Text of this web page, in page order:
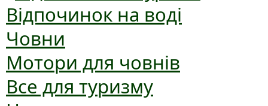
Відпочинок на воді
Човни
Мотори для човнів
Все для туризму